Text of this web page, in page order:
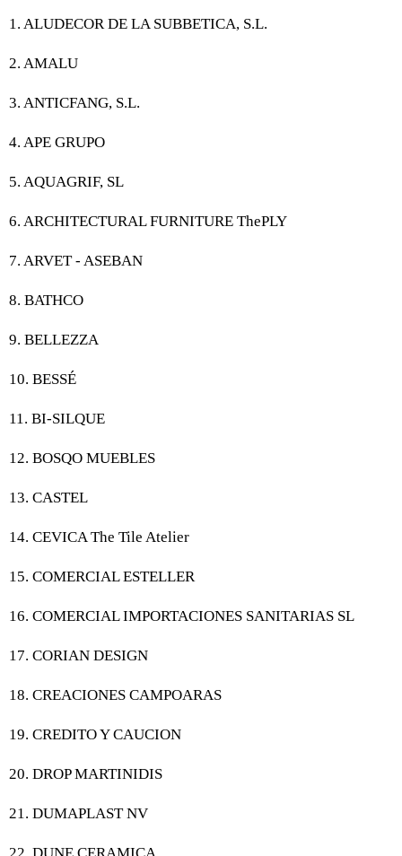
1. ALUDECOR DE LA SUBBETICA, S.L.
2. AMALU
3. ANTICFANG, S.L.
4. APE GRUPO
5. AQUAGRIF, SL
6. ARCHITECTURAL FURNITURE ThePLY
7. ARVET - ASEBAN
8. BATHCO
9. BELLEZZA
10. BESSÉ
11. BI-SILQUE
12. BOSQO MUEBLES
13. CASTEL
14. CEVICA The Tile Atelier
15. COMERCIAL ESTELLER
16. COMERCIAL IMPORTACIONES SANITARIAS SL
17. CORIAN DESIGN
18. CREACIONES CAMPOARAS
19. CREDITO Y CAUCION
20. DROP MARTINIDIS
21. DUMAPLAST NV
22. DUNE CERAMICA